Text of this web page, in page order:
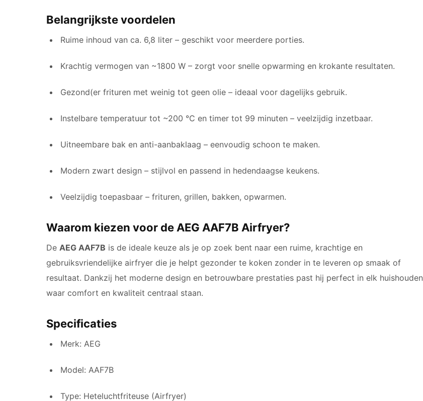
Belangrijkste voordelen
Ruime inhoud van ca. 6,8 liter – geschikt voor meerdere porties.
Krachtig vermogen van ~1800 W – zorgt voor snelle opwarming en krokante resultaten.
Gezond(er frituren met weinig tot geen olie – ideaal voor dagelijks gebruik.
Instelbare temperatuur tot ~200 °C en timer tot 99 minuten – veelzijdig inzetbaar.
Uitneembare bak en anti-aanbaklaag – eenvoudig schoon te maken.
Modern zwart design – stijlvol en passend in hedendaagse keukens.
Veelzijdig toepasbaar – frituren, grillen, bakken, opwarmen.
Waarom kiezen voor de AEG AAF7B Airfryer?
De AEG AAF7B is de ideale keuze als je op zoek bent naar een ruime, krachtige en
gebruiksvriendelijke airfryer die je helpt gezonder te koken zonder in te leveren op smaak of
resultaat. Dankzij het moderne design en betrouwbare prestaties past hij perfect in elk huishouden
waar comfort en kwaliteit centraal staan.
Specificaties
Merk: AEG
Model: AAF7B
Type: Heteluchtfriteuse (Airfryer)